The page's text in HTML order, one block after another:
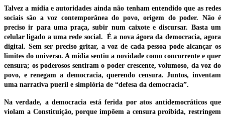
Talvez a mídia e autoridades ainda não tenham entendido que as redes
sociais são a voz contemporânea do povo, origem do poder. Não é
preciso ir para uma praça, subir num caixote e discursar. Basta um
celular ligado a uma rede social. É a nova ágora da democracia, agora
digital. Sem ser preciso gritar, a voz de cada pessoa pode alcançar os
limites do universo. A mídia sentiu a novidade como concorrente e quer
censura; os poderosos sentiram o poder crescente, volumoso, da voz do
povo, e renegam a democracia, querendo censura. Juntos, inventam
uma narrativa pueril e simplória de “defesa da democracia”.
Na verdade, a democracia está ferida por atos antidemocráticos que
violam a Constituição, porque impõem a censura proibida, restringem